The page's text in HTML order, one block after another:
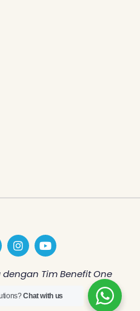
I
n
s
t
a
g
Y
o
u
t
b
Tim Benefit One
Indonesia
Chat with us